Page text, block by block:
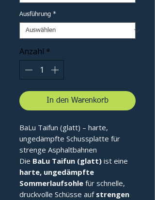
Ausführung *
Anzahl *
In den Warenkorb
BaLu Taifun (glatt) – harte,
ungedämpfte Schussplatte für
strenge Asphaltbahnen
Die BaLu Taifun (glatt) ist eine
harte, ungedämpfte
Sommerlaufsohle für schnelle,
druckvolle Schüsse auf strengen